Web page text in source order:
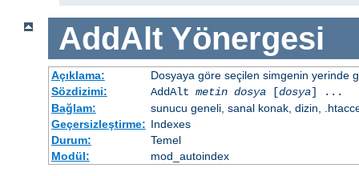
AddAlt Yönergesi
Açıklama:
Dosyaya göre seçilen simgenin yerinde
Sözdizimi:
AddAlt metin dosya[dosya] ...
Bağlam:
sunucu geneli, sanal konak, dizin,
Geçersizleştirme: Indexes
Durum:
Temel
Modül:
mod_autoindex